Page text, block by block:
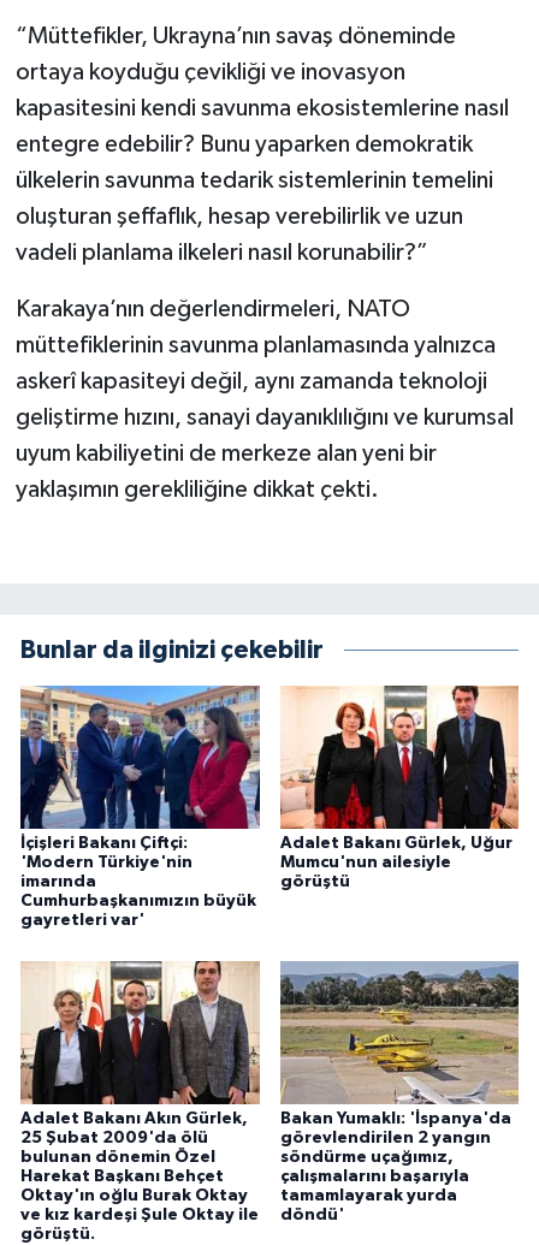
“Müttefikler, Ukrayna’nın savaş döneminde
ortaya koyduğu çevikliği ve inovasyon
kapasitesini kendi savunma ekosistemlerine nasıl
entegre edebilir? Bunu yaparken demokratik
ülkelerin savunma tedarik sistemlerinin temelini
oluşturan şeffaflık, hesap verebilirlik ve uzun
vadeli planlama ilkeleri nasıl korunabilir?”
Karakaya’nın değerlendirmeleri, NATO
müttefiklerinin savunma planlamasında yalnızca
askerî kapasiteyi değil, aynı zamanda teknoloji
geliştirme hızını, sanayi dayanıklılığını ve kurumsal
uyum kabiliyetini de merkeze alan yeni bir
yaklaşımın gerekliliğine dikkat çekti.
Bunlar da ilginizi çekebilir
İçişleri Bakanı Çiftçi:
'Modern Türkiye'nin
imarında
Cumhurbaşkanımızın büyük
gayretleri var'
Adalet Bakanı Gürlek, Uğur
Mumcu'nun ailesiyle
görüştü
Adalet Bakanı Akın Gürlek,
25 Şubat 2009'da ölü
bulunan dönemin Özel
Harekat Başkanı Behçet
Oktay'ın oğlu Burak Oktay
ve kız kardeşi Şule Oktay ile
görüştü.
Bakan Yumaklı: 'İspanya'da
görevlendirilen 2 yangın
söndürme uçağımız,
çalışmalarını başarıyla
tamamlayarak yurda
döndü'